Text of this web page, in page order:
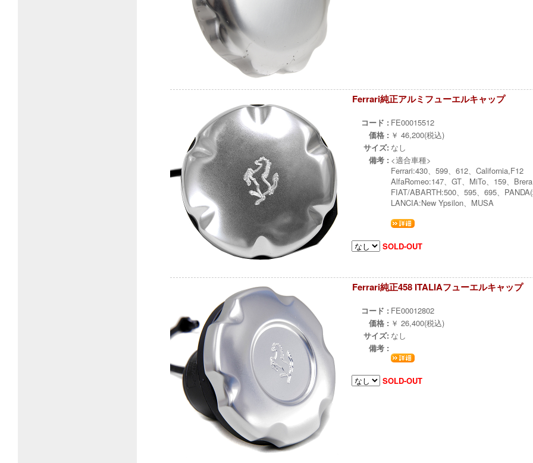
Ferrari純正アルミフューエルキャップ
コード : FE00015512
価格 : ￥ 46,200(税込)
サイズ: なし
備考 : <適合車種>
Ferrari:430、599、612、California,F12
AlfaRomeo:147、GT、MiTo、159、
FIAT/ABARTH:500、595、695、
LANCIA:New Ypsilon、MUSA
SOLD-OUT
Ferrari純正458 ITALIAフューエルキャップ
コード : FE00012802
価格 : ￥ 26,400(税込)
サイズ: なし
備考 :
SOLD-OUT